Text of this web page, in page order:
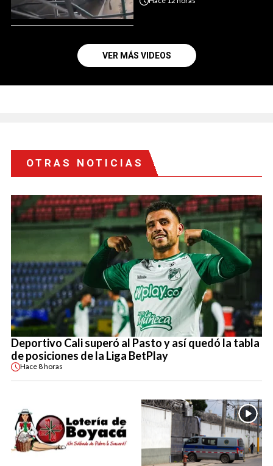
VER MÁS VIDEOS
OTRAS NOTICIAS
Deportivo Cali superó al Pasto y así quedó la tabla
de posiciones de la Liga BetPlay
Hace8 horas